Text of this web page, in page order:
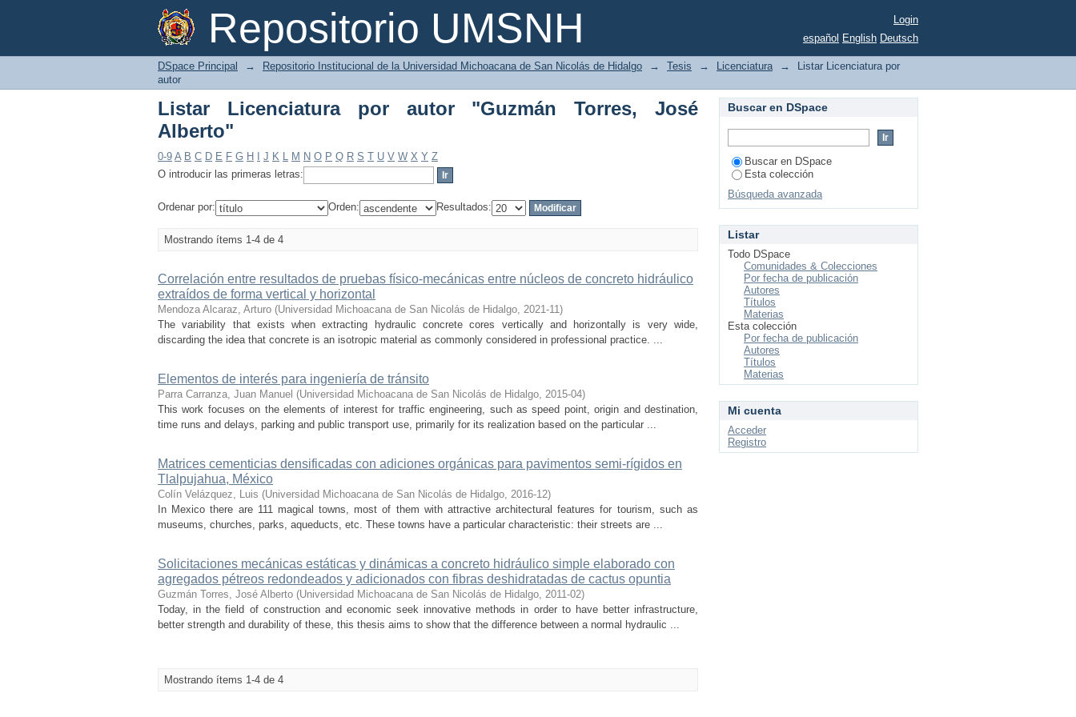
Repositorio UMSNH
Listar Licenciatura por autor "Guzmán Torres, José Alberto"
Login
español English Deutsch
DSpace Principal → Repositorio Institucional de la Universidad Michoacana de San Nicolás de Hidalgo → Tesis → Licenciatura →
Listar Licenciatura por
autor
Listar Licenciatura por autor "Guzmán Torres, José
Alberto"
0-9 A B C D E F G H J K L M N O P Q R S T U V W X Y Z
O introducir las primeras letras:
Ordenar por: Orden: Resultados:
Mostrando ítems 1-4 de 4
Correlación entre resultados de pruebas físico-mecánicas entre núcleos de concreto hidráulico
extraídos de forma vertical y horizontal
Mendoza Alcaraz, Arturo (Universidad Michoacana de San Nicolás de Hidalgo, 2021-11)
The variability that exists when extracting hydraulic concrete cores vertically and horizontally is very wide,
discarding the idea that concrete is an isotropic material as commonly considered in professional practice. ...
Elementos de interés para ingeniería de tránsito
Parra Carranza, Juan Manuel (Universidad Michoacana de San Nicolás de Hidalgo, 2015-04)
This work focuses on the elements of interest for traffic engineering, such as speed point, origin and destination,
time runs and delays, parking and public transport use, primarily for its realization based on the particular ...
Matrices cementicias densificadas con adiciones orgánicas para pavimentos semi-rígidos en
Tlalpujahua, México
Colín Velázquez, Luis (Universidad Michoacana de San Nicolás de Hidalgo, 2016-12)
In Mexico there are 111 magical towns, most of them with attractive architectural features for tourism, such as
museums, churches, parks, aqueducts, etc. These towns have a particular characteristic: their streets are ...
Solicitaciones mecánicas estáticas y dinámicas a concreto hidráulico simple elaborado con
agregados pétreos redondeados y adicionados con fibras deshidratadas de cactus opuntia
Guzmán Torres, José Alberto (Universidad Michoacana de San Nicolás de Hidalgo, 2011-02)
Today, in the field of construction and economic seek innovative methods in order to have better infrastructure,
better strength and durability of these, this thesis aims to show that the difference between a normal hydraulic ...
Mostrando ítems 1-4 de 4
Buscar en DSpace
Buscar en DSpace
Esta colección
Búsqueda avanzada
Listar
Todo DSpace
Comunidades & Colecciones
Por fecha de publicación
Autores
Títulos
Materias
Esta colección
Por fecha de publicación
Autores
Títulos
Materias
Mi cuenta
Acceder
Registro